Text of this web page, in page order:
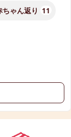
ちゃん返り 11